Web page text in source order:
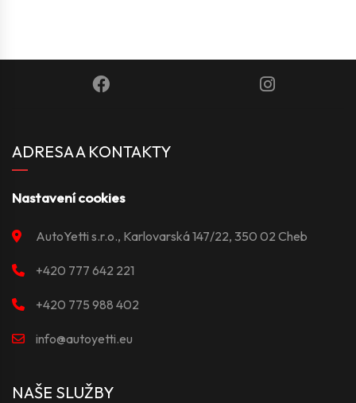
ADRESA A KONTAKTY
Nastavení cookies
AutoYetti s.r.o., Karlovarská 147/22, 350 02 Cheb
+420 777 642 221
+420 775 988 402
info@autoyetti.eu
NAŠE SLUŽBY